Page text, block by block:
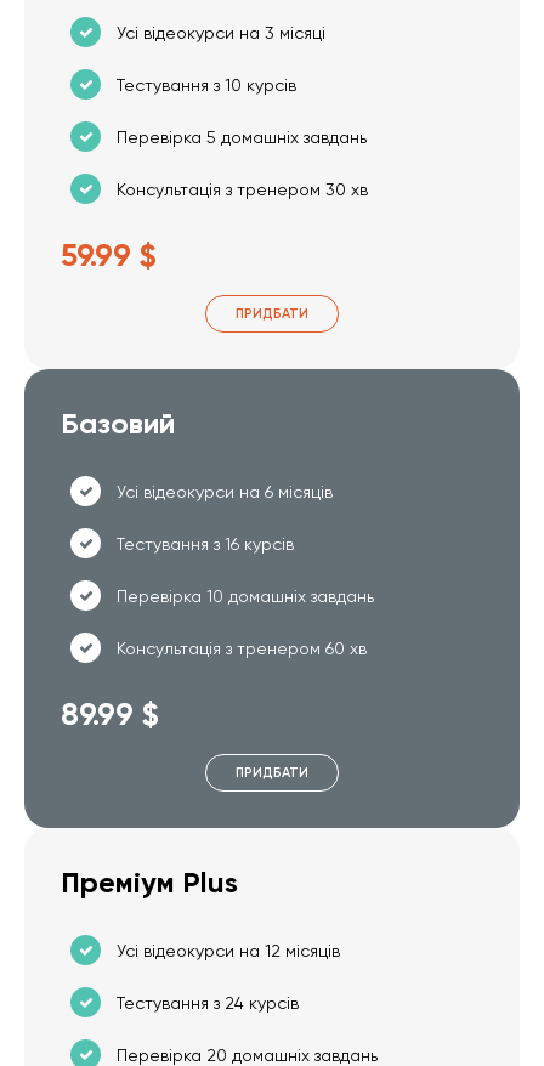
Усі відеокурси на 3 місяці
Тестування з 10 курсів
Перевірка 5 домашніх завдань
Консультація з тренером 30 хв
59.99 $
ПРИДБАТИ
Базовий
Усі відеокурси на 6 місяців
Тестування з 16 курсів
Перевірка 10 домашніх завдань
Консультація з тренером 60 хв
89.99 $
ПРИДБАТИ
Преміум Plus
Усі відеокурси на 12 місяців
Тестування з 24 курсів
Перевірка 20 домашніх завдань